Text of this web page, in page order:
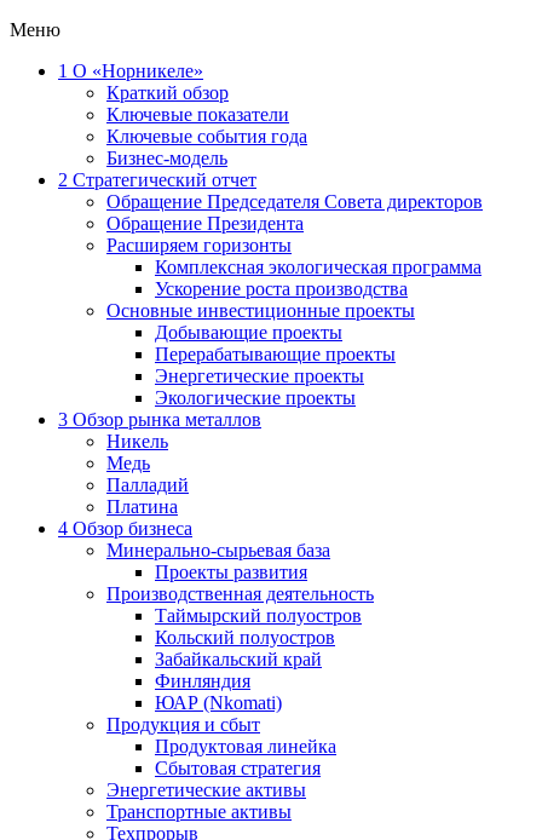
Меню
1 О «Норникеле»
Краткий обзор
Ключевые показатели
Ключевые события года
Бизнес-модель
2 Стратегический отчет
Обращение Председателя Совета директоров
Обращение Президента
Расширяем горизонты
Комплексная экологическая программа
Ускорение роста производства
Основные инвестиционные проекты
Добывающие проекты
Перерабатывающие проекты
Энергетические проекты
Экологические проекты
3 Обзор рынка металлов
Никель
Медь
Палладий
Платина
4 Обзор бизнеса
Минерально-сырьевая база
Проекты развития
Производственная деятельность
Таймырский полуостров
Кольский полуостров
Забайкальский край
Финляндия
ЮАР (Nkomati)
Продукция и сбыт
Продуктовая линейка
Сбытовая стратегия
Энергетические активы
Транспортные активы
Техпрорыв